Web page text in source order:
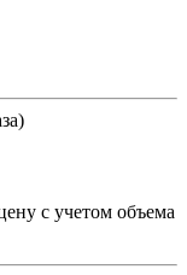
с учетом объема